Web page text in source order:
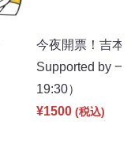
今夜開票！吉本
Supported by
19:30）
¥1500 (税込)